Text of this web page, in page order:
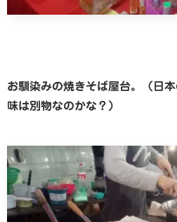
お馴染みの焼きそば屋台。（日
味は別物なのかな？）